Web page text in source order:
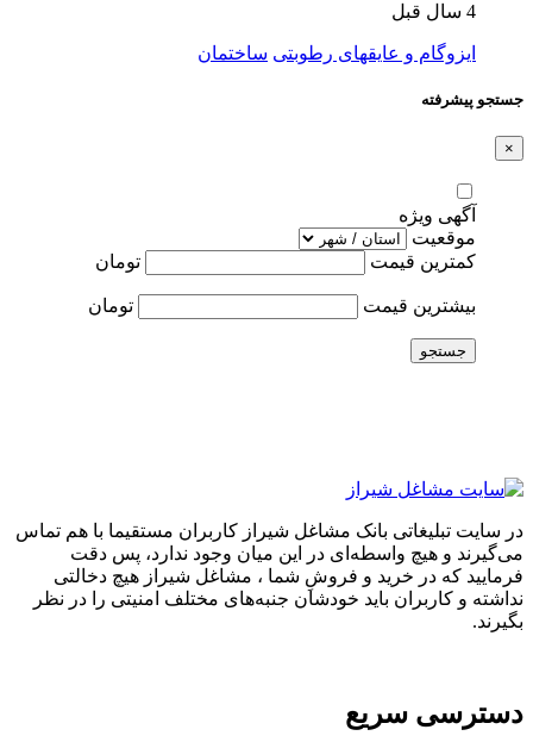
4 سال قبل
ایزوگام و عایقهای رطوبتی ساختمان
جستجو پیشرفته
×
آگهی ویژه
موقعیت
کمترین قیمت
تومان
بیشترین قیمت تومان
جستجو
در سایت تبلیغاتی بانک مشاغل شیراز کاربران مستقیما با هم تماس
می‌گیرند و هیچ واسطه‌ای در این میان وجود ندارد، پس دقت
فرمایید که در خرید و فروشِ شما ، مشاغل شیراز هیچ دخالتی
نداشته و کاربران باید خودشان جنبه‌های مختلف امنیتی را در نظر
بگیرند.
دسترسی سریع